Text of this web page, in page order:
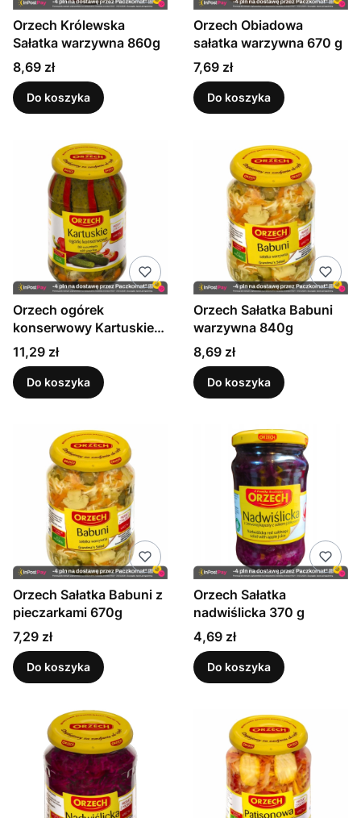
Orzech Królewska
Sałatka warzywna 860g
Cena
8,69 zł
Do koszyka
Orzech Obiadowa
sałatka warzywna 670 g
Cena
7,69 zł
Do koszyka
Orzech ogórek
konserwowy Kartuskie
900g
Cena
11,29 zł
Do koszyka
Orzech Sałatka Babuni
warzywna 840g
Cena
8,69 zł
Do koszyka
Orzech Sałatka Babuni z
pieczarkami 670g
Cena
7,29 zł
Do koszyka
Orzech Sałatka
nadwiślicka 370 g
Cena
4,69 zł
Do koszyka